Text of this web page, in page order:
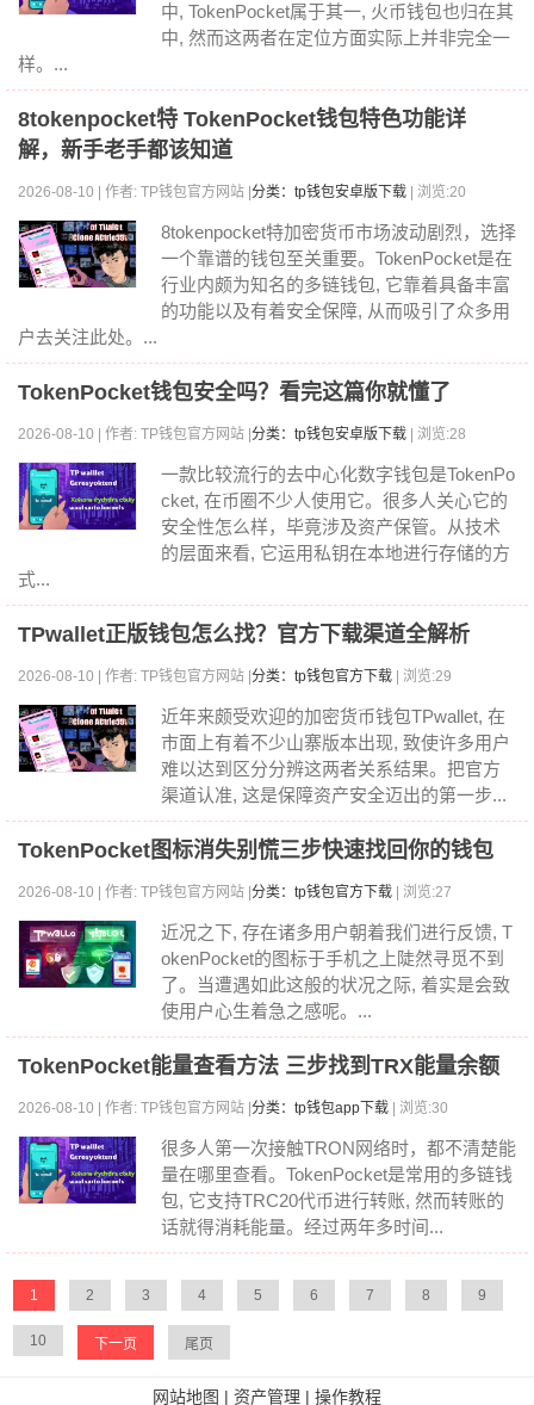
中, TokenPocket属于其一, 火币钱包也归在其
中, 然而这两者在定位方面实际上并非完全一
样。...
8tokenpocket特 TokenPocket钱包特色功能详
解，新手老手都该知道
2026-08-10 | 作者: TP钱包官方网站 | 分类：tp钱包安卓版下载 | 浏览:20
8tokenpocket特加密货币市场波动剧烈，选择
一个靠谱的钱包至关重要。TokenPocket是在
行业内颇为知名的多链钱包, 它靠着具备丰富
的功能以及有着安全保障, 从而吸引了众多用
户去关注此处。...
TokenPocket钱包安全吗？看完这篇你就懂了
2026-08-10 | 作者: TP钱包官方网站 | 分类：tp钱包安卓版下载 | 浏览:28
一款比较流行的去中心化数字钱包是TokenPo
cket, 在币圈不少人使用它。很多人关心它的
安全性怎么样，毕竟涉及资产保管。从技术
的层面来看, 它运用私钥在本地进行存储的方
式...
TPwallet正版钱包怎么找？官方下载渠道全解析
2026-08-10 | 作者: TP钱包官方网站 | 分类：tp钱包官方下载 | 浏览:29
近年来颇受欢迎的加密货币钱包TPwallet, 在
市面上有着不少山寨版本出现, 致使许多用户
难以达到区分分辨这两者关系结果。把官方
渠道认准, 这是保障资产安全迈出的第一步...
TokenPocket图标消失别慌三步快速找回你的钱包
2026-08-10 | 作者: TP钱包官方网站 | 分类：tp钱包官方下载 | 浏览:27
近况之下, 存在诸多用户朝着我们进行反馈, T
okenPocket的图标于手机之上陡然寻觅不到
了。当遭遇如此这般的状况之际, 着实是会致
使用户心生着急之感呢。...
TokenPocket能量查看方法 三步找到TRX能量余额
2026-08-10 | 作者: TP钱包官方网站 | 分类：tp钱包app下载 | 浏览:30
很多人第一次接触TRON网络时，都不清楚能
量在哪里查看。TokenPocket是常用的多链钱
包, 它支持TRC20代币进行转账, 然而转账的
话就得消耗能量。经过两年多时间...
1 2 3 4 5 6 7 8 9
10 下一页 尾页
网站地图 | 资产管理 | 操作教程